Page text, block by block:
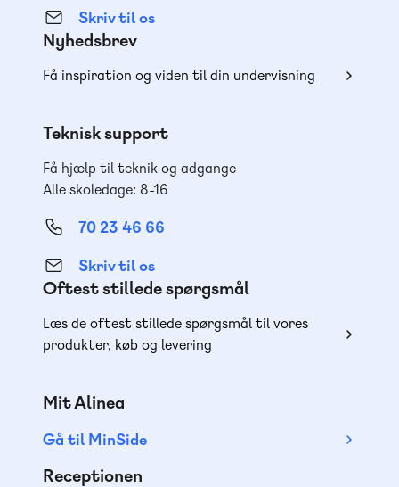
Skriv til os
Nyhedsbrev
Få inspiration og viden til din undervisning
Teknisk support
Få hjælp til teknik og adgange
Alle skoledage: 8-16
70 23 46 66
Skriv til os
Oftest stillede spørgsmål
Læs de oftest stillede spørgsmål til vores
produkter, køb og levering
Mit Alinea
Gå til MinSide
Receptionen